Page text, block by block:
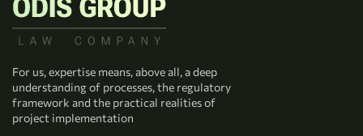
For us, expertise means, above all, a deep
understanding of processes, the regulatory
framework and the practical realities of
project implementation